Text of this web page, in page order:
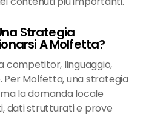
Strategia
A Molfetta?
competitor, linguaggio,
Molfetta, una strategia
la domanda locale
dati strutturati e prove